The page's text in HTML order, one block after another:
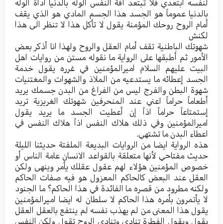
لنفسه أبتعدي فلا تبتعد آفة النفس الوله بالدنيا أداة الوله
بالدنيا عموماً هو الجسد هذا الجسم المادي هو الذي يقف
أمام الروح روحك المؤمنة يقول لا تأكل هذا لا تنظر الى هذا
لكنش
شهوتك الباطنية تقف أمام العقل والروح ولهذا انا أذكر بعض
الأمور ثم أطبقها على الرواية ما نقوله مستن من روايات اهل
البيت عليهم السلام اميرالمؤمنين في غرره يقول خدمة
الجسد إعطائه ما يستدعيه من الملاذ والشهوات والمغتنيات
شهوة البطن والفرج ليس من الفراغ من البدن جسمك يريد
أطعاماً حراماً اعني عند المنحرفين شهوتك الغريزية تريد
إستمتاعاً حراماً اذاً إن أعطيت الجسد ما يريد يقول
اميرالمؤمنين وفي ذلك هلاك النفس اذاً هلاك النفس في
اعطاء البدن ما تشتهي.
هذه الرواية ايضا من الروايات البديعة الملفتة حديثنا الليلة
حديث مفتاحي لأنها متعلقة بالقواعد الانسان عامة الناس أو
خصوص المؤمنين هؤلاء لهم عقول عقلك يأمر وينهى ولكن
العقل عند البعض كالحاكم المعزول هو فيه صفات الحاكم
ولكنه مطرود من قصره ما الفائدة في هذا الحاكم؟ ما الجنود
لا يأتمرون بأمره هذا الحاكم لا سلطان له ايضا اميرالمؤمنين
يقول هذا المعنى من لم يهذب نفسه لم ينتفع بالعقل العقل
يقول ويقول الفطرة تنادي وتنادي الروح تقول ولكن النفس